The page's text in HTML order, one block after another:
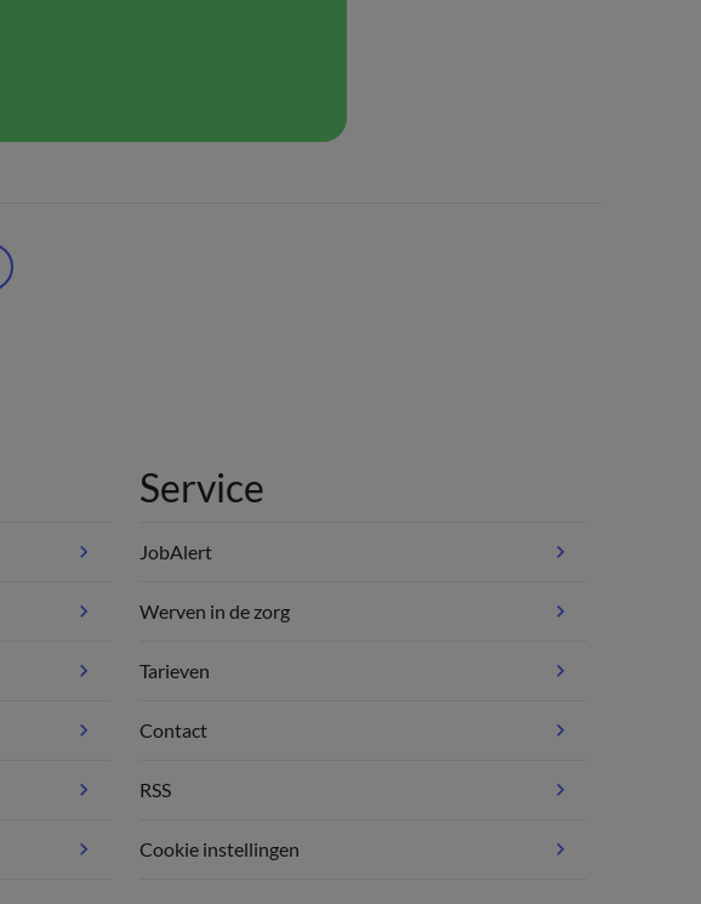
Service
JobAlert
Werven in de zorg
Tarieven
Contact
RSS
Cookie instellingen